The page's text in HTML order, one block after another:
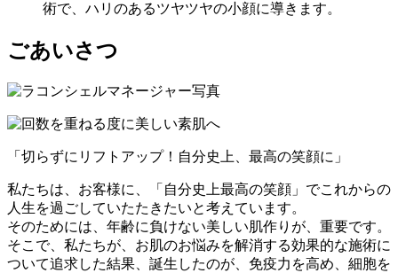
術で、ハリのあるツヤツヤの小顔に導きます。
ごあいさつ
「切らずにリフトアップ！自分史上、最高の笑顔に」
私たちは、お客様に、「自分史上最高の笑顔」でこれからの
人生を過ごしていたたきたいと考えています。
そのためには、年齢に負けない美しい肌作りが、重要です。
そこで、私たちが、お肌のお悩みを解消する効果的な施術に
ついて追求した結果、誕生したのが、免疫力を高め、細胞を